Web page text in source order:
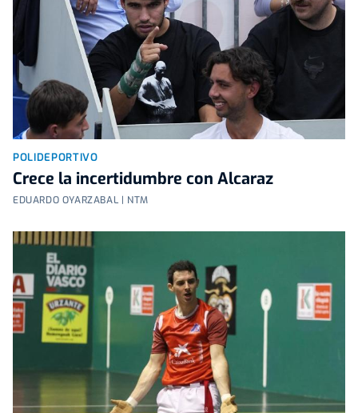
POLIDEPORTIVO
Crece la incertidumbre con Alcaraz
EDUARDO OYARZABAL | NTM